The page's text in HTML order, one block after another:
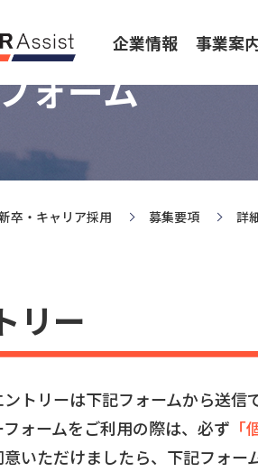
企業情報 事業案
ォーム
卒・キャリア採用 募集要項 詳
リー
トリーは下記フォームから送信
ォームをご利用の際は、必ず
意いただけましたら、下記フォ